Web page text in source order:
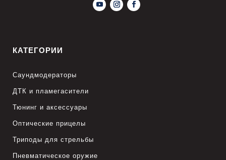
КАТЕГОРИИ
Саундмодераторы
ДТК и пламегасители
Тюнинг и аксессуары
Оптические прицелы
Триподы для стрельбы
Пневматическое оружие